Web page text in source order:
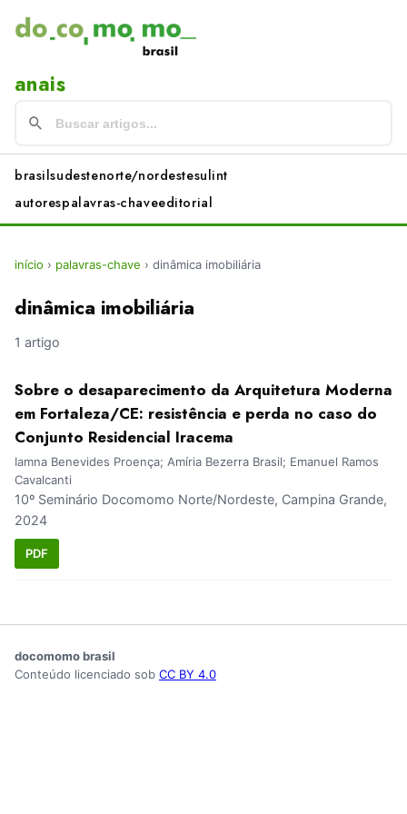
anais
brasilsudestenorte/nordestesulint
autorespalavras-chaveeditorial
início › palavras-chave › dinâmica imobiliária
dinâmica imobiliária
1 artigo
Sobre o desaparecimento da Arquitetura Moderna
em Fortaleza/CE: resistência e perda no caso do
Conjunto Residencial Iracema
Iamna Benevides Proença; Amíria Bezerra Brasil; Emanuel Ramos
Cavalcanti
10º Seminário Docomomo Norte/Nordeste, Campina Grande,
2024
PDF
docomomo brasil
Conteúdo licenciado sob CC BY 4.0